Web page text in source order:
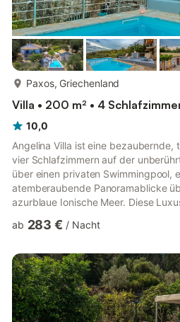
Paxos, Griechenland
Villa • 200 m² • 4
10,0
Angelina Villa ist eine bezaubernde,
vier Schlafzimmern auf der
über einen privaten Swimmingpool,
atemberaubende Panoramablicke
azurblaue Ionische Meer. Diese
nahtlos authentische griechische
einen exklusiven Zufluchtsort zu
ab 283 € / Nacht